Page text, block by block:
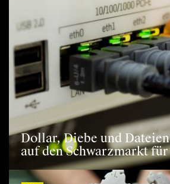
Dollar, Diebe und
auf den Schwarzmarkt